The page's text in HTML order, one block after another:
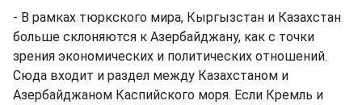
- В рамках тюркского мира, Кыргызстан и Казахстан
больше склоняются к Азербайджану, как с точки
зрения экономических и политических отношений.
Сюда входит и раздел между Казахстаном и
Азербайджаном Каспийского моря. Если Кремль и